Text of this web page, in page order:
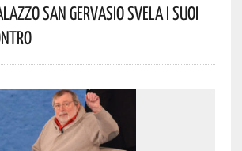
San Gervasio Svela I Suoi